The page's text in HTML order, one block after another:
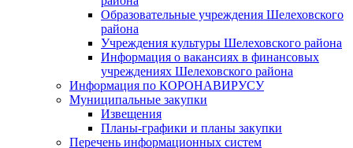
Образовательные учреждения Шелеховского
района
Учреждения культуры Шелеховского района
Информация о вакансиях в финансовых
учреждениях Шелеховского района
Информация по КОРОНАВИРУСУ
Муниципальные закупки
Извещения
Планы-графики и планы закупки
Перечень информационных систем